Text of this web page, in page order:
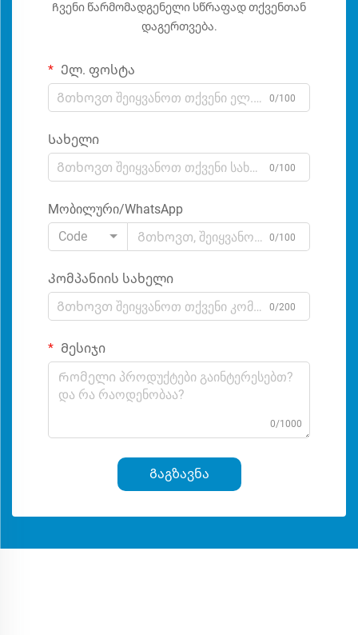
Ჩვენი წარმომადგენელი სწრაფად თქვენთან
დაგერთვება.
Ელ. ფოსტა
0/100
Სახელი
0/100
Мობილური/WhatsApp
Code
0/100
Კომპანიის სახელი
0/200
Მესიჯი
0/1000
Გაგზავნა